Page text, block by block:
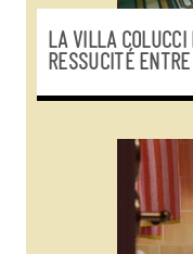
LA VILLA
RESSUCITÉ